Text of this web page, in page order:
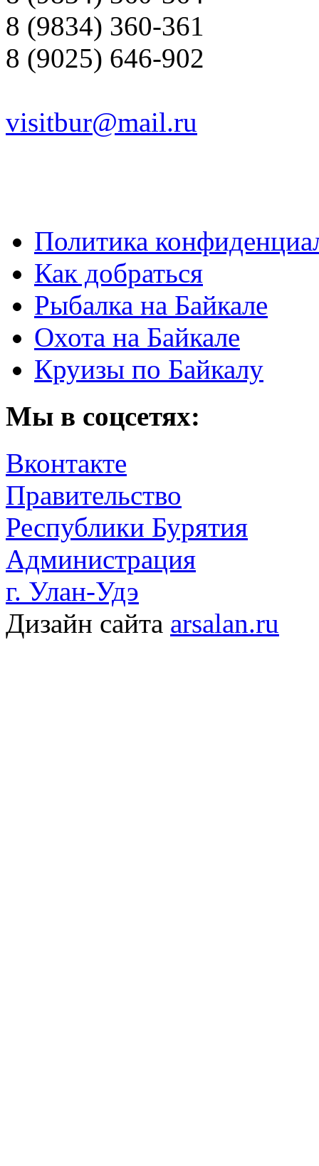
8 (9834) 360-361
8 (9025) 646-902
visitbur@mail.ru
Политика
Как добраться
Рыбалка на Байкале
Охота на Байкале
Круизы по Байкалу
Мы в соцсетях:
Вконтакте
Правительство
Республики Бурятия
Администрация
г. Улан-Удэ
Дизайн сайта arsalan.ru